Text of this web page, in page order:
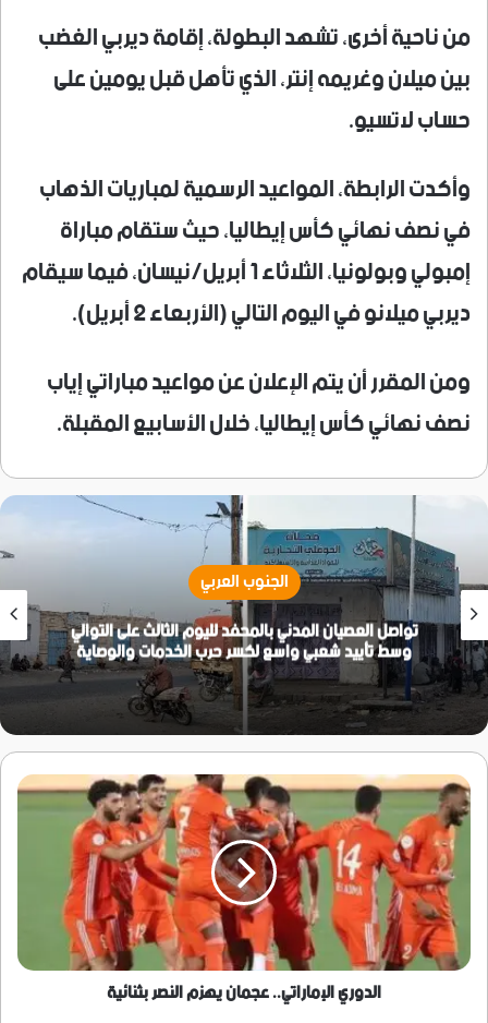
من ناحية أخرى، تشهد البطولة، إقامة ديربي الغضب
بين ميلان وغريمه إنتر، الذي تأهل قبل يومين على
حساب لاتسيو.
وأكدت الرابطة، المواعيد الرسمية لمباريات الذهاب
في نصف نهائي كأس إيطاليا، حيث ستقام مباراة
إمبولي وبولونيا، الثلاثاء 1 أبريل/نيسان، فيما سيقام
ديربي ميلانو في اليوم التالي (الأربعاء 2 أبريل).
ومن المقرر أن يتم الإعلان عن مواعيد مباراتي إياب
نصف نهائي كأس إيطاليا، خلال الأسابيع المقبلة.
الجنوب العربي
تواصل العصيان المدني بالمحفد لليوم الثالث على التوالي
وسط تأييد شعبي واسع لكسر حرب الخدمات والوصاية
الدوري
الإماراتي..
عجمان
يهزم
النصر
بثنائية
الدوري الإماراتي.. عجمان يهزم النصر بثنائية